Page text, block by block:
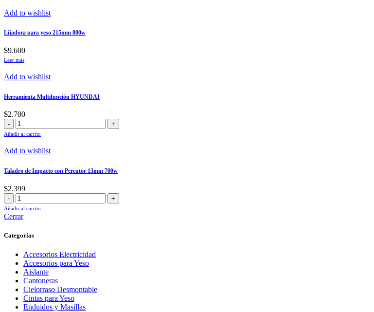
13mm
Add to wishlist
Lijadora para yeso 215mm 800w
$9.600
Leer más
Add to wishlist
Herramienta Multifunción HYUNDAI
$2.700
Herramienta
Multifunción
cantidad
Añadir al carrito
Add to wishlist
Taladro de Impacto con Percutor 13mm 700w
$2.399
Taladro
de
Impacto
Percutor
13mm
cantidad
Añadir al carrito
Cerrar
Categorías
Accesorios Electricidad
Accesorios para Yeso
Aislante
Cantoneras
Cielorraso Desmontable
Cintas para Yeso
Enduidos y Masillas